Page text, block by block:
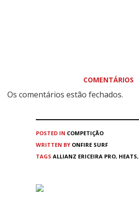
COMENTÁRIOS
Os comentários estão fechados.
POSTED IN COMPETIÇÃO
WRITTEN BY ONFIRE SURF
TAGS ALLIANZ ERICEIRA PRO, HEATS,